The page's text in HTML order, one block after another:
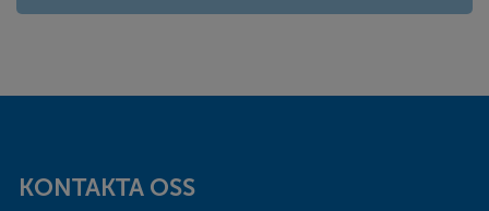
KONTAKTA OSS